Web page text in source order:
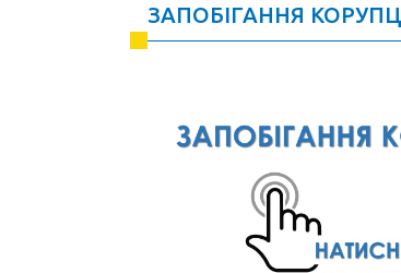
ЗАПОБІГАННЯ